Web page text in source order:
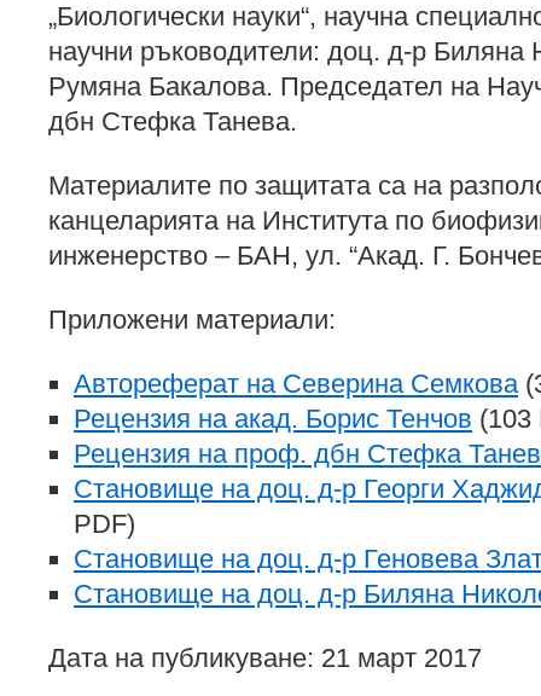
„Биологически науки“, научна
научни ръководители: доц. д-р
Румяна Бакалова. Председател на
дбн Стефка Танева.
Материалите по защитата са на
канцеларията на Института по
инженерство – БАН, ул. “Акад. Г.
Приложени материали:
Автореферат на Северина Семкова
Рецензия на акад. Борис Тенчов (103
Рецензия на проф. дбн Стефка
Становище на доц. д-р Георги
PDF)
Становище на доц. д-р Геновева
Становище на доц. д-р Биляна
Дата на публикуване: 21 март 2017